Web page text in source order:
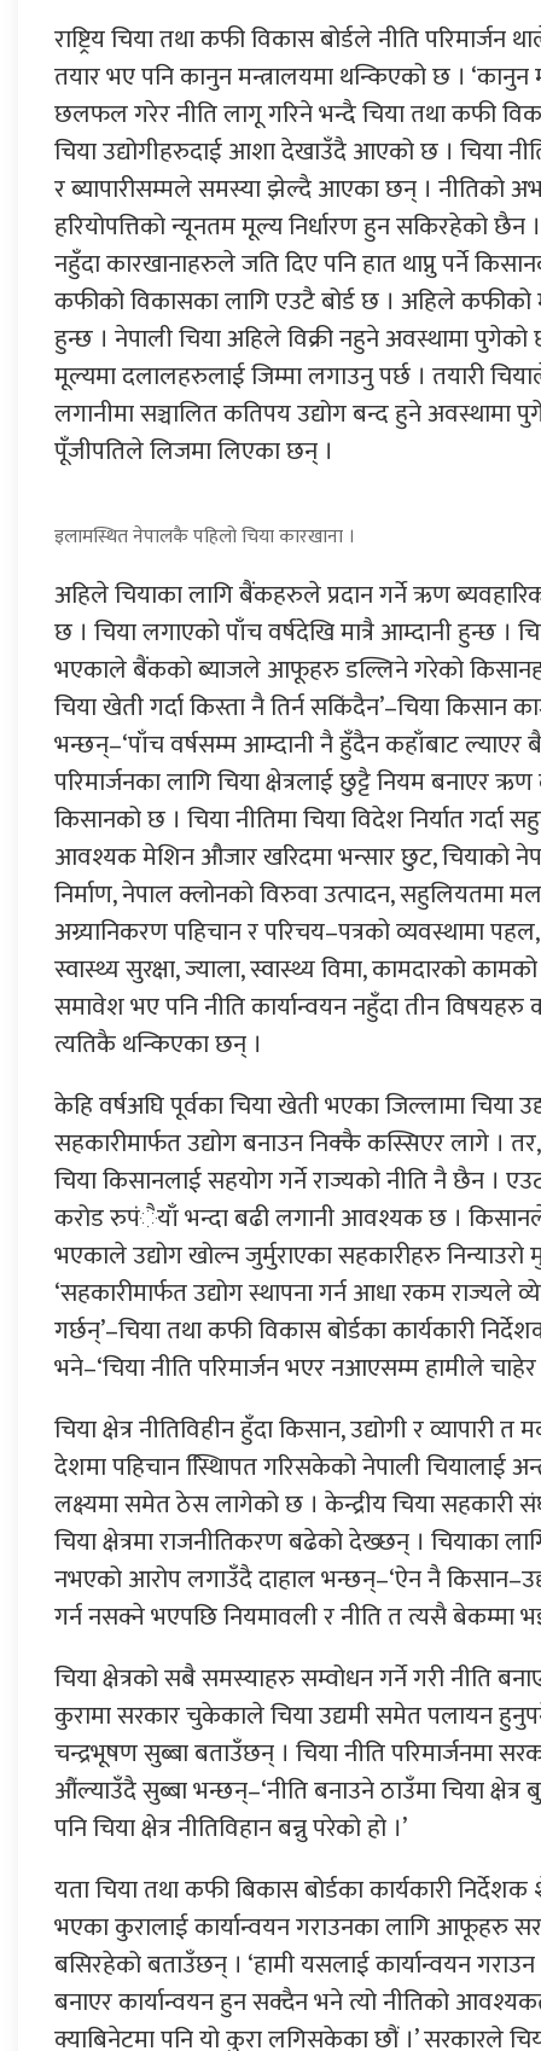
राष्ट्रिय चिया तथा कफी विकास बोर्डले नीति परिमार्जन
तयार भए पनि कानुन मन्त्रालयमा थन्किएको छ । ‘कानुन
छलफल गरेर नीति लागू गरिने भन्दै चिया तथा कफी
चिया उद्योगीहरुदाई आशा देखाउँदै आएको छ । चिया
र ब्यापारीसम्मले समस्या झेल्दै आएका छन् । नीतिको
हरियोपत्तिको न्यूनतम मूल्य निर्धारण हुन सकिरहेको छैन
नहुँदा कारखानाहरुले जति दिए पनि हात थाप्नु पर्ने
कफीको विकासका लागि एउटै बोर्ड छ । अहिले कफीको
हुन्छ । नेपाली चिया अहिले विक्री नहुने अवस्थामा
मूल्यमा दलालहरुलाई जिम्मा लगाउनु पर्छ । तयारी
लगानीमा सञ्चालित कतिपय उद्योग बन्द हुने अवस्थामा
पूँजीपतिले लिजमा लिएका छन् ।
इलामस्थित नेपालकै पहिलो चिया कारखाना ।
अहिले चियाका लागि बैंकहरुले प्रदान गर्ने ऋण
छ । चिया लगाएको पाँच वर्षदेखि मात्रै आम्दानी हुन्छ ।
भएकाले बैंकको ब्याजले आफूहरु डल्लिने गरेको
चिया खेती गर्दा किस्ता नै तिर्न सकिंदैन’–चिया किसान
भन्छन्–‘पाँच वर्षसम्म आम्दानी नै हुँदैन कहाँबाट ल्याएर
परिमार्जनका लागि चिया क्षेत्रलाई छुट्टै नियम बनाएर
किसानको छ । चिया नीतिमा चिया विदेश निर्यात गर्दा
आवश्यक मेशिन औजार खरिदमा भन्सार छुट, चियाको
निर्माण, नेपाल क्लोनको विरुवा उत्पादन, सहुलियतमा
अग्र्यानिकरण पहिचान र परिचय–पत्रको व्यवस्थामा
स्वास्थ्य सुरक्षा, ज्याला, स्वास्थ्य विमा, कामदारको
समावेश भए पनि नीति कार्यान्वयन नहुँदा तीन विषयहरु
त्यतिकै थन्किएका छन् ।
केहि वर्षअघि पूर्वका चिया खेती भएका जिल्लामा चिया
सहकारीमार्फत उद्योग बनाउन निक्कै कस्सिएर लागे ।
चिया किसानलाई सहयोग गर्ने राज्यको नीति नै छैन ।
करोड रुपंैयाँ भन्दा बढी लगानी आवश्यक छ ।
भएकाले उद्योग खोल्न जुर्मुराएका सहकारीहरु
‘सहकारीमार्फत उद्योग स्थापना गर्न आधा रकम राज्यले
गर्छन्’–चिया तथा कफी विकास बोर्डका कार्यकारी
भने–‘चिया नीति परिमार्जन भएर नआएसम्म हामीले चाहेर
चिया क्षेत्र नीतिविहीन हुँदा किसान, उद्योगी र व्यापारी त
देशमा पहिचान स्थाििपत गरिसकेको नेपाली चियालाई
लक्ष्यमा समेत ठेस लागेको छ । केन्द्रीय चिया सहकारी
चिया क्षेत्रमा राजनीतिकरण बढेको देख्छन् । चियाका
नभएको आरोप लगाउँदै दाहाल भन्छन्–‘ऐन नै
गर्न नसक्ने भएपछि नियमावली र नीति त त्यसै बेकम्मा
चिया क्षेत्रको सबै समस्याहरु सम्वोधन गर्ने गरी नीति
कुरामा सरकार चुकेकाले चिया उद्यमी समेत पलायन
चन्द्रभूषण सुब्बा बताउँछन् । चिया नीति परिमार्जनमा
औंल्याउँदै सुब्बा भन्छन्–‘नीति बनाउने ठाउँमा चिया
पनि चिया क्षेत्र नीतिविहान बन्नु परेको हो ।’
यता चिया तथा कफी बिकास बोर्डका कार्यकारी
भएका कुरालाई कार्यान्वयन गराउनका लागि
बसिरहेको बताउँछन् । ‘हामी यसलाई कार्यान्वयन
बनाएर कार्यान्वयन हुन सक्दैन भने त्यो नीतिको
क्याबिनेटमा पनि यो कुरा लगिसकेका छौं ।’ सरकारले